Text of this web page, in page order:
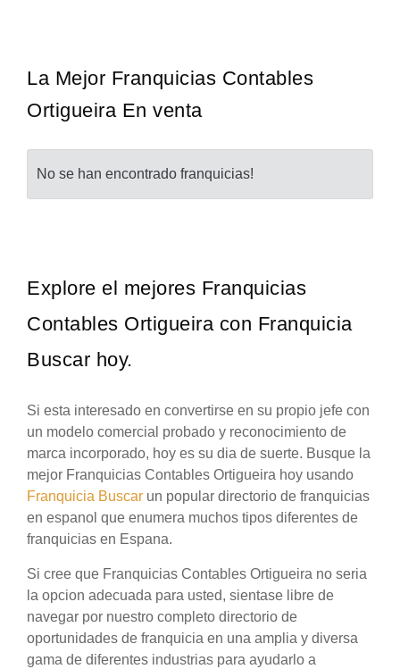
La Mejor Franquicias Contables
Ortigueira En venta
No se han encontrado franquicias!
Explore el mejores Franquicias
Contables Ortigueira con Franquicia
Buscar hoy.
Si esta interesado en convertirse en su propio jefe con
un modelo comercial probado y reconocimiento de
marca incorporado, hoy es su dia de suerte. Busque la
mejor Franquicias Contables Ortigueira hoy usando
Franquicia Buscar un popular directorio de franquicias
en espanol que enumera muchos tipos diferentes de
franquicias en Espana.
Si cree que Franquicias Contables Ortigueira no seria
la opcion adecuada para usted, sientase libre de
navegar por nuestro completo directorio de
oportunidades de franquicia en una amplia y diversa
gama de diferentes industrias para ayudarlo a